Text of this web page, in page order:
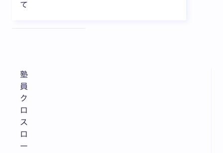
て
塾
員
ク
ロ
ス
ロ
ー